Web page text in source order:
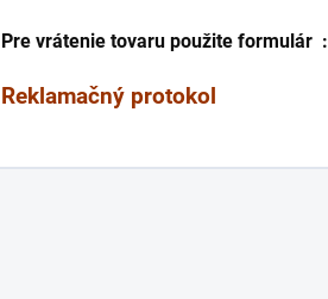
Pre vrátenie tovaru použite formulár :
Reklamačný protokol